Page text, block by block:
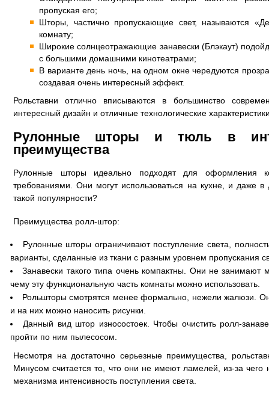
пропуская его;
Шторы, частично пропускающие свет, называются
комнату;
Широкие солнцеотражающие занавески (Блэкаут)
с большими домашними кинотеатрами;
В варианте день ночь, на одном окне чередуются
создавая очень интересный эффект.
Рольставни отлично вписываются в большинство
интересный дизайн и отличные технологические
Рулонные шторы и тюль в
преимущества
Рулонные шторы идеально подходят для оформления
требованиями. Они могут использоваться на кухне, и даже
такой популярности?
Преимущества ролл-штор:
Рулонные шторы ограничивают поступление света,
варианты, сделанные из ткани с разным уровнем пропускания
Занавески такого типа очень компактны. Они не занимают
чему эту функциональную часть комнаты можно использовать.
Рольшторы смотрятся менее формально, нежели жалюзи.
и на них можно наносить рисунки.
Данный вид штор износостоек. Чтобы очистить ролл-
пройти по ним пылесосом.
Несмотря на достаточно серьезные преимущества,
Минусом считается то, что они не имеют ламелей, из-за чего
механизма интенсивность поступления света.